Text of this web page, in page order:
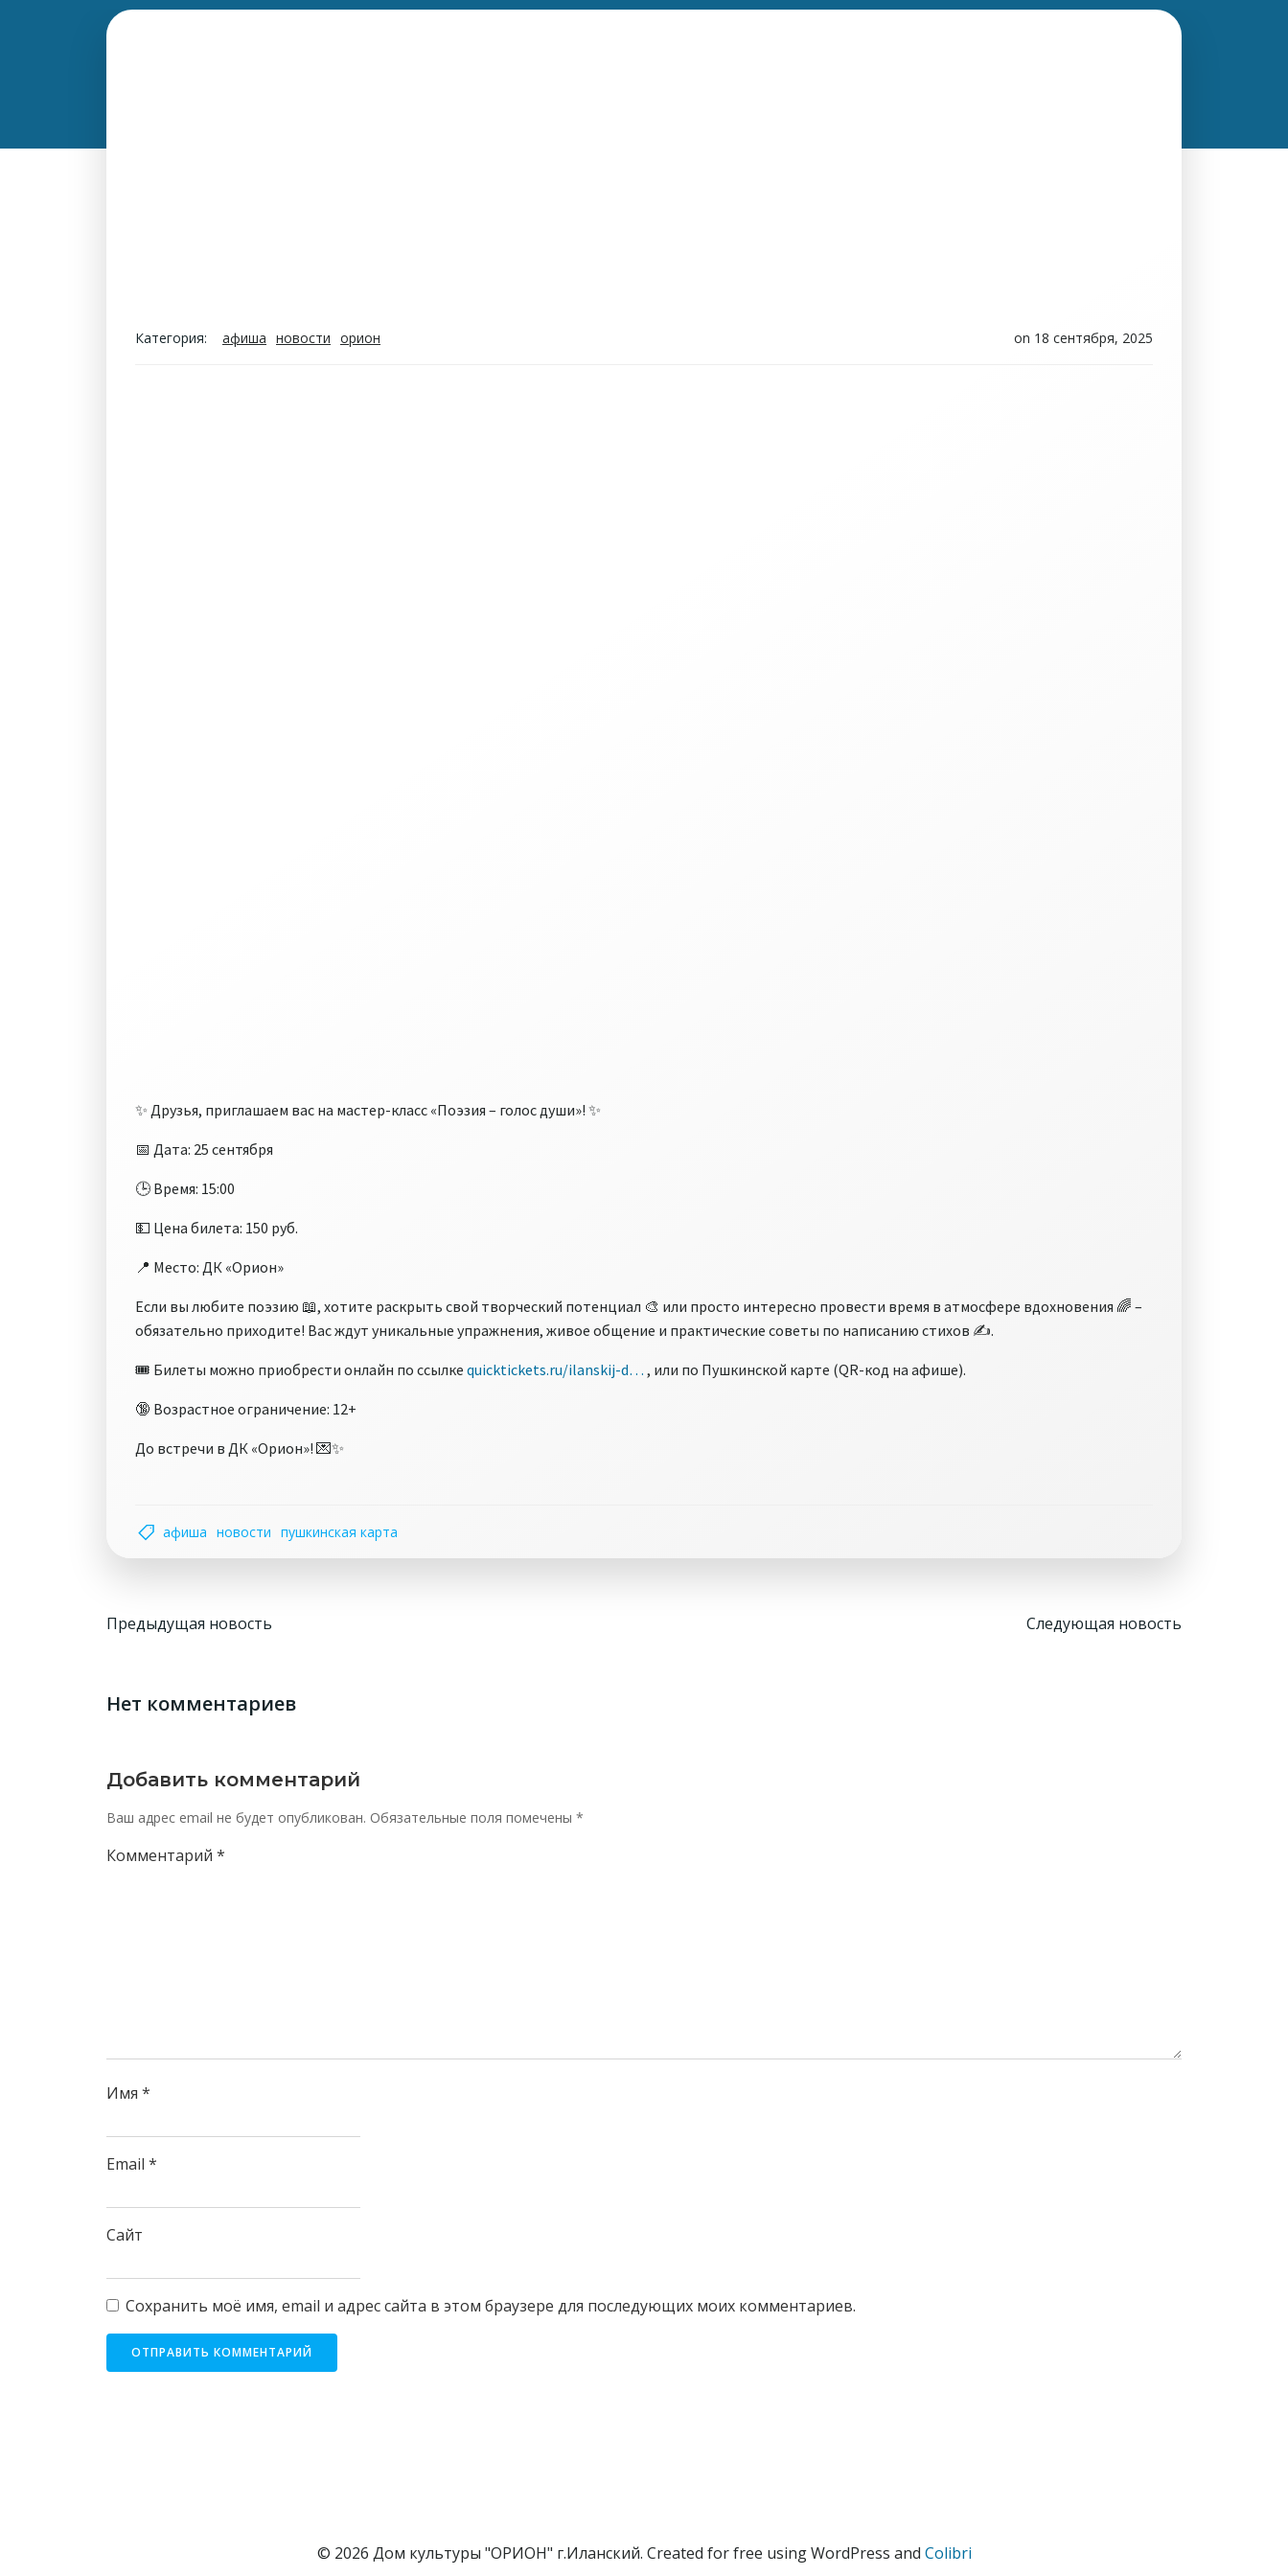
Категория: афиша новости орион on 18 сентября, 2025
✨ Друзья, приглашаем вас на мастер-класс «Поэзия – голос души»! ✨
📅 Дата: 25 сентября
🕒 Время: 15:00
💵 Цена билета: 150 руб.
📍 Место: ДК «Орион»
Если вы любите поэзию 📖, хотите раскрыть свой творческий потенциал 🎨 или просто интересно провести время в атмосфере вдохновения 🌈 –
обязательно приходите! Вас ждут уникальные упражнения, живое общение и практические советы по написанию стихов ✍.
🎟 Билеты можно приобрести онлайн по ссылке quicktickets.ru/ilanskij-d… , или по Пушкинской карте (QR-код на афише).
🔞 Возрастное ограничение: 12+
До встречи в ДК «Орион»! 💌✨
афиша новости пушкинская карта
Навигация
записям
Предыдущая новость
Навигация
Следующая новость
Нет комментариев
Добавить комментарий
Ваш адрес email не будет опубликован. Обязательные поля помечены *
Комментарий *
Имя *
Email *
Сайт
Сохранить моё имя, email и адрес сайта в этом браузере для последующих моих комментариев.
© 2026 Дом культуры "ОРИОН" г.Иланский. Created for free using WordPress and Colibri